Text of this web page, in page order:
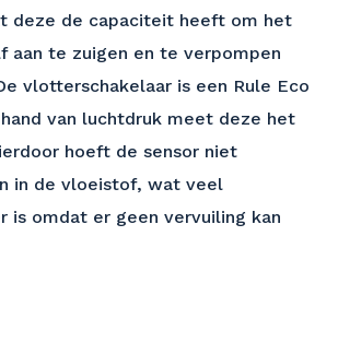
deze de capaciteit heeft om het
aan te zuigen en te verpompen
vlotterschakelaar is een Rule Eco
van luchtdruk meet deze het
hoeft de sensor niet
in de vloeistof, wat veel
is omdat er geen vervuiling kan